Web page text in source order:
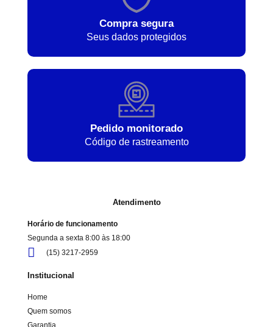
Compra segura
Seus dados protegidos
Pedido monitorado
Código de rastreamento
Atendimento
Horário de funcionamento
Segunda a sexta 8:00 às 18:00
(15) 3217-2959
Institucional
Home
Quem somos
Garantia